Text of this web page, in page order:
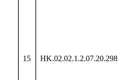
15 HK.02.02.1.2.07.20.298